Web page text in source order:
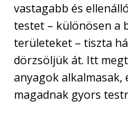
vastagabb és
testet – különösen a
területeket – tiszta
dörzsöljük át. Itt
anyagok alkalmasak,
magadnak gyors